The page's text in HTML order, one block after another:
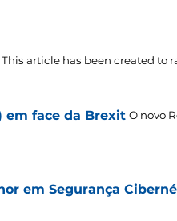
This article has been created to
em face da Brexit O novo
em Segurança